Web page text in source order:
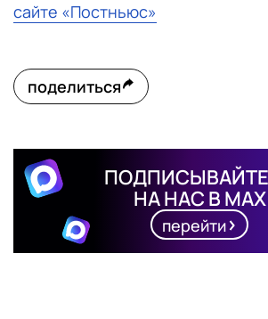
сайте «Постньюс»
поделиться
НА НАС В MAX
перейти